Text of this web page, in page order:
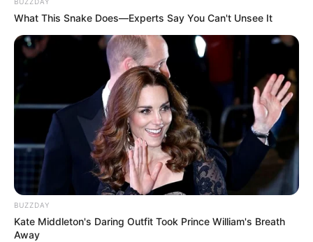
SUBSIDIOS DE VIVIENDA CAMACOL
NOTICIAS
MANTÉNGASE EN ALERTA
Tenemos todas las noticias que le
interesan. Para estar bien informado, por
favor, active las notificaciones de Alerta.
ACTIVAR AHORA
What This Snake Does—Experts Say You Can't Unsee It
BUZZDAY
Kate Middleton's Daring Outfit Took Prince William's Breath
Away